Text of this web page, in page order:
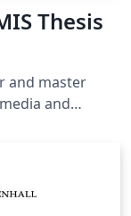
Thesis
and master
and